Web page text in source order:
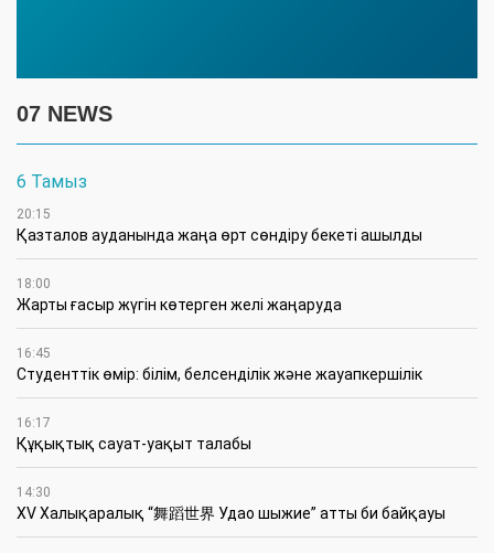
07 NEWS
6 Тамыз
20:15
Қазталов ауданында жаңа өрт сөндіру бекеті ашылды
18:00
Жарты ғасыр жүгін көтерген желі жаңаруда
16:45
Студенттік өмір: білім, белсенділік және жауапкершілік
16:17
Құқықтық сауат-уақыт талабы
14:30
XV Халықаралық “舞蹈世界 Удао шыжие” атты би байқауы